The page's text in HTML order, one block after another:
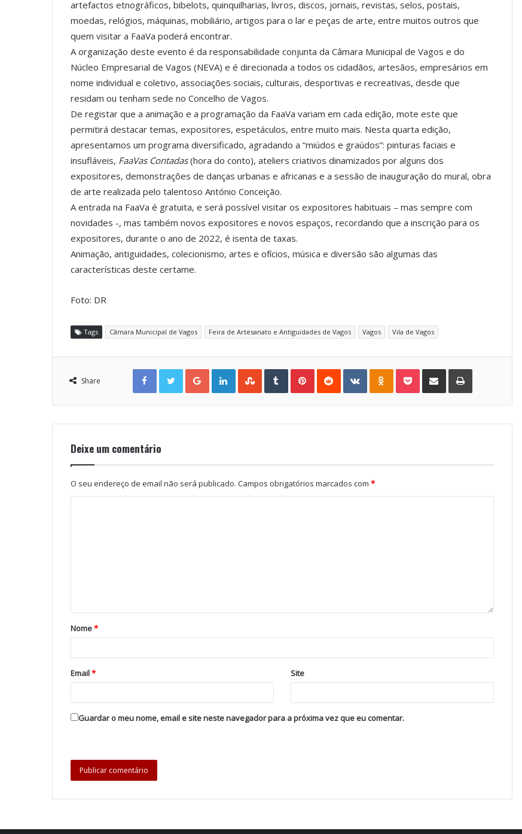
artefactos etnográficos, bibelots, quinquilharias, livros, discos, jornais, revistas, selos, postais,
moedas, relógios, máquinas, mobiliário, artigos para o lar e peças de arte, entre muitos outros que
quem visitar a FaaVa poderá encontrar.
A organização deste evento é da responsabilidade conjunta da Câmara Municipal de Vagos e do
Núcleo Empresarial de Vagos (NEVA) e é direcionada a todos os cidadãos, artesãos, empresários em
nome individual e coletivo, associações sociais, culturais, desportivas e recreativas, desde que
residam ou tenham sede no Concelho de Vagos.
De registar que a animação e a programação da FaaVa variam em cada edição, mote este que
permitirá destacar temas, expositores, espetáculos, entre muito mais. Nesta quarta edição,
apresentamos um programa diversificado, agradando a “miúdos e graúdos”: pinturas faciais e
insufláveis, FaaVas Contadas(hora do conto), ateliers criativos dinamizados por alguns dos
expositores, demonstrações de danças urbanas e africanas e a sessão de inauguração do mural, obra
de arte realizada pelo talentoso António Conceição.
A entrada na FaaVa é gratuita, e será possível visitar os expositores habituais – mas sempre com
novidades -, mas também novos expositores e novos espaços, recordando que a inscrição para os
expositores, durante o ano de 2022, é isenta de taxas.
Animação, antiguidades, colecionismo, artes e ofícios, música e diversão são algumas das
características deste certame.
Foto: DR
Tags Câmara Municipal de Vagos Feira de Artesanato e Antiguidades de Vagos Vagos Vila de Vagos
Share
Facebook Twitter Google+ LinkedIn StumbleUpon Tumblr Pinterest Reddit VKontakte Odnoklassniki Pocket Share via Email Print
Deixe um comentário
O seu endereço de email não será publicado. Campos obrigatórios marcados com *
Nome*
Email* Site
Guardar o meu nome, email e site neste navegador para a próxima vez que eu comentar.